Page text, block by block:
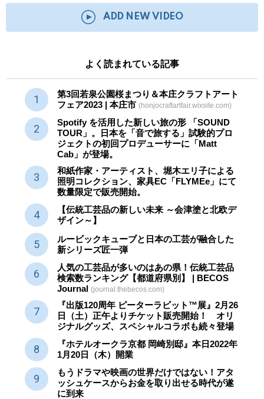
ADD NEW VIDEO
よく読まれている記事
第3回若泉公園桜まつり＆本庄クラフトアート
フェア2023 | 本庄市 (honjocraftartfair.wixsite.com)
Spotify を活用した新しい旅の形 「SOUND
TOUR」。日本を「音で旅する」試験的プロ
ジェクトの初回プロデューサーに「Matt
Cab」が登場。
和紙作家・アーティスト、堀木エリ子による
照明コレクション、家具EC「FLYMEe」にて
数量限定で販売開始。
【伝統工芸品の新しい未来 ～会津塗と北欧デ
ザイン～】
ルービックキューブと日本の工芸が融合した
新シリーズ匠一弾
人気の工芸品が多いのはあの県！伝統工芸品
検索数ランキング【都道府県別】 | BECOS
Journal (journal.thebecos.com)
『出版120周年 ピーターラビット™展』2月26
日（土）正午よりチケット販売開始！ オリ
ジナルグッズ、スペシャルコラボも続々登場
『ホテルオークラ京都 岡崎別邸』本日2022年
1月20日（木）開業
もうドラマや映画の世界だけではない！アタ
ッシュケースからお金を取り出せる時代が遂
に到来